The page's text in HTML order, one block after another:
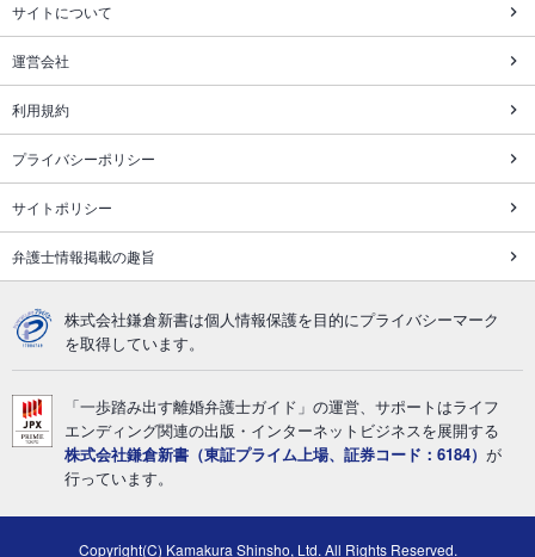
サイトについて
運営会社
利用規約
プライバシーポリシー
サイトポリシー
弁護士情報掲載の趣旨
株式会社鎌倉新書は個人情報保護を目的にプライバシーマーク
を取得しています。
「一歩踏み出す離婚弁護士ガイド」の運営、サポートはライフ
エンディング関連の出版・インターネットビジネスを展開する
株式会社鎌倉新書（東証プライム上場、証券コード：6184） が
行っています。
Copyright(C) Kamakura Shinsho, Ltd. All Rights Reserved.